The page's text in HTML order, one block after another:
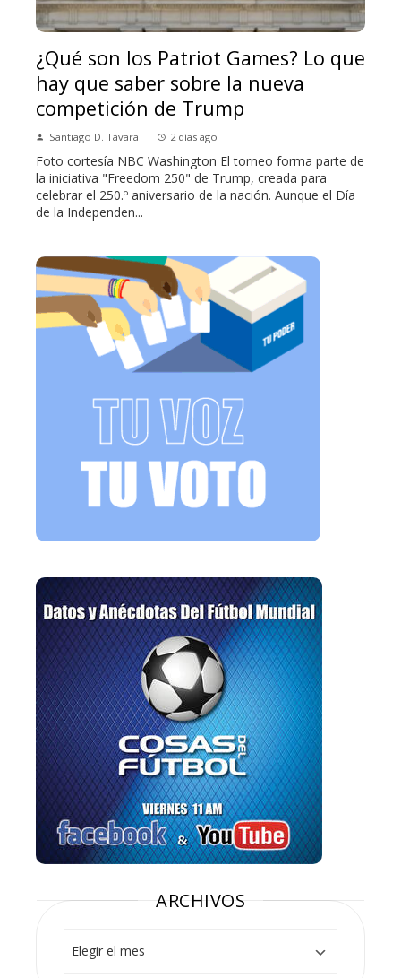
¿Qué son los Patriot Games? Lo que
hay que saber sobre la nueva
competición de Trump
Santiago D. Távara 2 días ago
Foto cortesía NBC Washington El torneo forma parte de
la iniciativa "Freedom 250" de Trump, creada para
celebrar el 250.º aniversario de la nación. Aunque el Día
de la Independen...
ARCHIVOS